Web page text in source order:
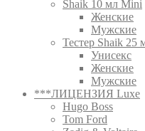
Shaik 10 мл Mini
Женские
Мужские
Тестер Shaik 25
Унисекс
Женские
Мужские
***ЛИЦЕНЗИЯ Luxe
Hugo Boss
Tom Ford